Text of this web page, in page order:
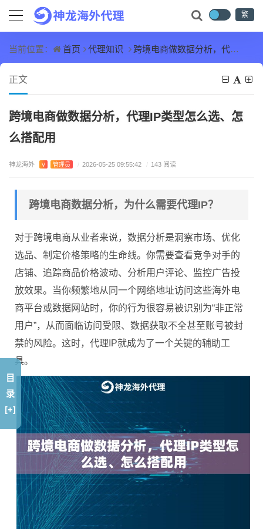
繁
当前位置： 首页 代理知识 跨境电商做数据分析，代理IP类型怎么选、怎么搭配用
正文
跨境电商做数据分析，代理IP类型怎么选、怎
么搭配用
神龙海外 V 管理员 / 2026-05-25 09:55:42 / 143 阅读
跨境电商数据分析，为什么需要代理IP？
对于跨境电商从业者来说，数据分析是洞察市场、优化
选品、制定价格策略的生命线。你需要查看竞争对手的
店铺、追踪商品价格波动、分析用户评论、监控广告投
放效果。当你频繁地从同一个网络地址访问这些海外电
商平台或数据网站时，你的行为很容易被识别为“非正常
用户”，从而面临访问受限、数据获取不全甚至账号被封
禁的风险。这时，代理IP就成为了一个关键的辅助工
具。
目
录
[+]